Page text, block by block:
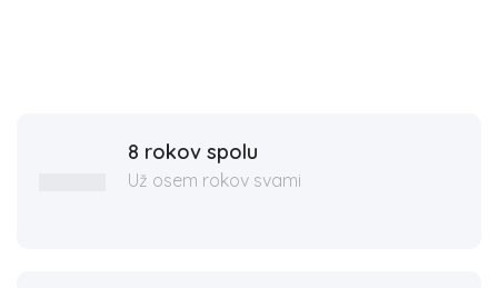
8 rokov spolu
Už osem rokov svami